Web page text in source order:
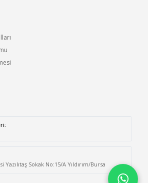
Sokak No:15/A Yıldırım/Bursa